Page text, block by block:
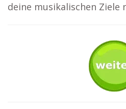
deine musikalischen Ziele